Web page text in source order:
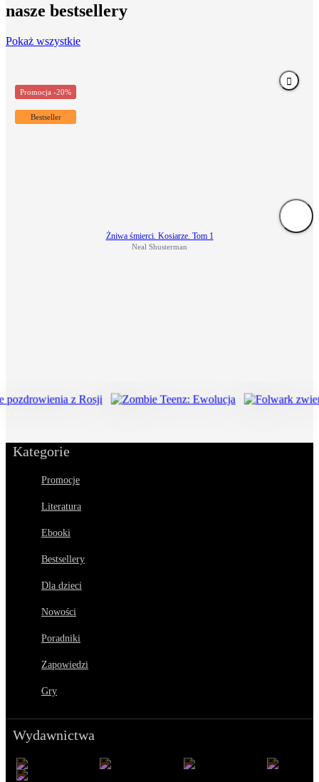
nasze bestsellery
Pokaż wszystkie
Żniwa śmierci. Kosiarze. Tom 1
Neal Shusterman
Promocja -20%
Bestseller
Kategorie
Promocje
Literatura
Ebooki
Bestsellery
Dla dzieci
Nowości
Poradniki
Zapowiedzi
Gry
Wydawnictwa